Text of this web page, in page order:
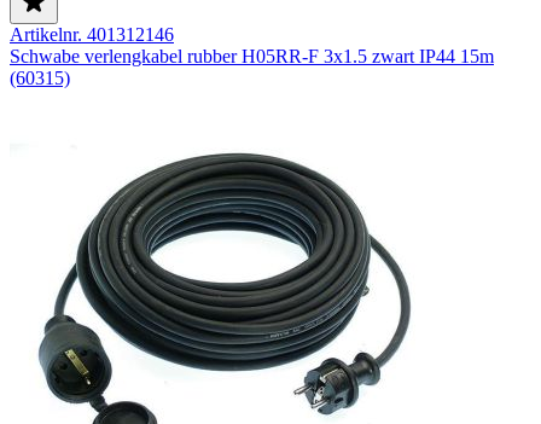
Artikelnr. 401312146
Schwabe verlengkabel rubber H05RR-F 3x1.5 zwart IP44 15m
(60315)